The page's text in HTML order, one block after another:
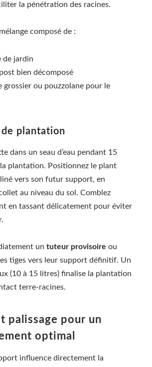
la pénétration des racines.
composé de :
de jardin
bien décomposé
grossier ou pouzzolane pour le
plantation
dans un seau d’eau pendant 15
plantation. Positionnez le plant
vers son futur support, en
au niveau du sol. Comblez
en tassant délicatement pour éviter
un tuteur provisoire ou
tiges vers leur support définitif. Un
(10 à 15 litres) finalise la plantation
terre-racines.
palissage pour un
optimal
influence directement la